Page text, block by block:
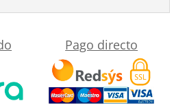
Pago directo